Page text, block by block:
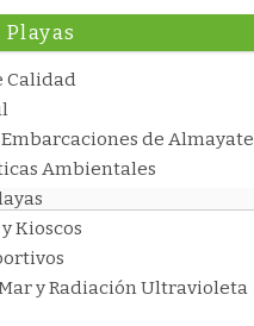
Calidad
de Almayate
Ambientales
Kioscos
y Radiación Ultravioleta